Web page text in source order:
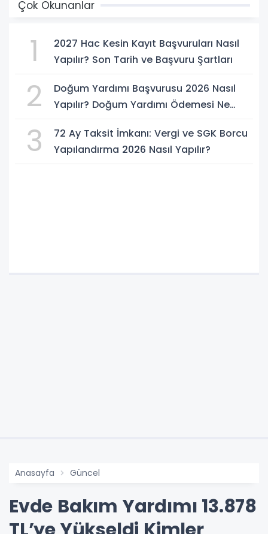
Çok Okunanlar
1
2027 Hac Kesin Kayıt Başvuruları Nasıl
Yapılır? Son Tarih ve Başvuru Şartları
2
Doğum Yardımı Başvurusu 2026 Nasıl
Yapılır? Doğum Yardımı Ödemesi Ne
3
72 Ay Taksit İmkanı: Vergi ve SGK Borcu
Yapılandırma 2026 Nasıl Yapılır?
Anasayfa Güncel
Evde Bakım Yardımı 13.878